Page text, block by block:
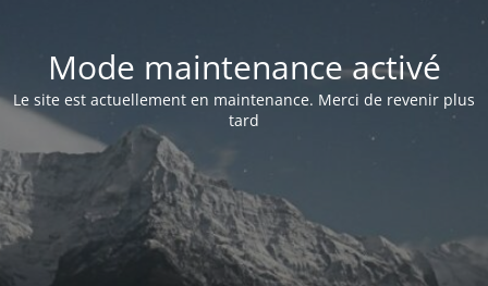
Mode maintenance activé
Le site est actuellement en maintenance. Merci de revenir plus
tard